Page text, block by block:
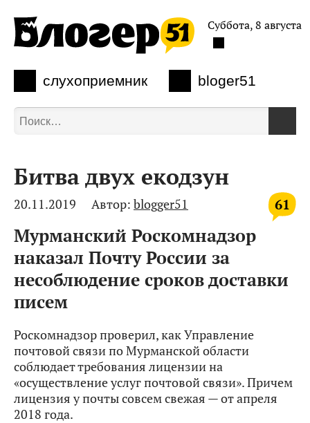
слухоприемник bloger51
Суббота, 8 августа
Битва двух екодзун
61
20.11.2019 Автор: blogger51
Мурманский Роскомнадзор
наказал Почту России за
несоблюдение сроков доставки
писем
Роскомнадзор проверил, как Управление
почтовой связи по Мурманской области
соблюдает требования лицензии на
«осуществление услуг почтовой связи». Причем
лицензия у почты совсем свежая — от апреля
2018 года.